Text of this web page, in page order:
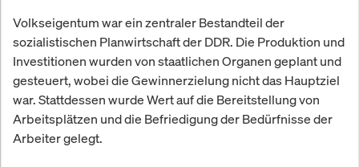
Volkseigentum war ein zentraler Bestandteil der
sozialistischen Planwirtschaft der DDR. Die Produktion und
Investitionen wurden von staatlichen Organen geplant und
gesteuert, wobei die Gewinnerzielung nicht das Hauptziel
war. Stattdessen wurde Wert auf die Bereitstellung von
Arbeitsplätzen und die Befriedigung der Bedürfnisse der
Arbeiter gelegt.